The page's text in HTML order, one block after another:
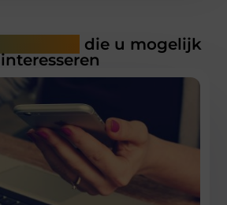
die u mogelijk
interesseren